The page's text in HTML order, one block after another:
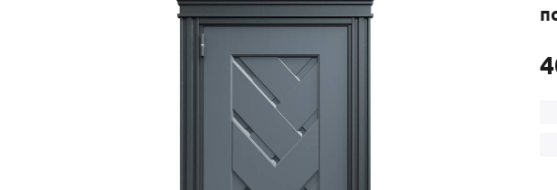
С выдавленным рисунком
С геометрическим рисунком(46)
Для дачи